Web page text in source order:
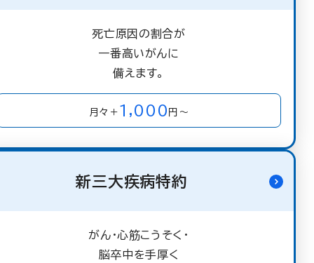
死亡原因の割合が
一番高いがんに
備えます。
月々＋ 1,000 円～
新三大疾病特約
がん・心筋こうそく・
脳卒中を手厚く